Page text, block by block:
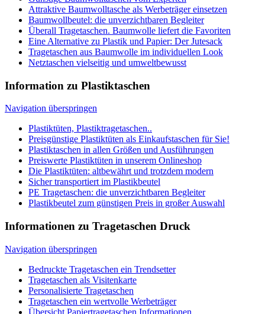
Navigation überspringen
Plastiktüten, Plastiktragetaschen..
Preisgünstige Plastiktüten als Einkaufstaschen für Sie!
Plastiktaschen in allen Größen und Ausführungen
Preiswerte Plastiktüten in unserem Onlineshop
Sicher transportiert im Plastikbeutel
Plastikbeutel zum günstigen Preis in großer Auswahl
Informationen zu Tragetaschen Druck
Navigation überspringen
Bedruckte Tragetaschen ein Trendsetter
Tragetaschen als Visitenkarte
Personalisierte Tragetaschen
Tragetaschen ein wertvolle Werbeträger
TragetaschenMarkt
Wir verkaufen schon seit 1994 Tragetaschen. Papiertragetaschen,
Plastiktüten, Stofftaschen, Geschenktaschen, Messetaschen.
Beste Qualität